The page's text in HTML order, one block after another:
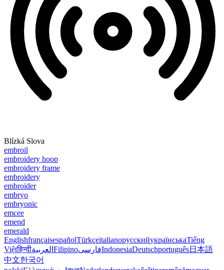
Blízká Slova
embroil
embroidery hoop
embroidery frame
embroidery
embroider
embryo
embryonic
emcee
emend
emerald
EnglishfrançaisespañolTürkçeitalianoрусскийукраїнськаTiếng
Việtहिन्दीالعربية FilipinoفارسیIndonesiaDeutschportuguês日本語
中文한국어